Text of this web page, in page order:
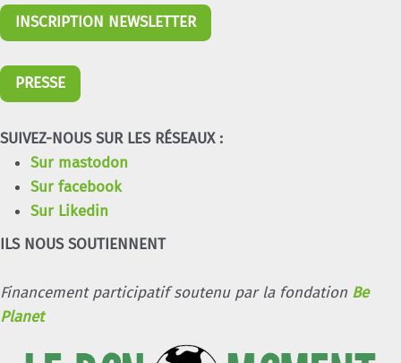
INSCRIPTION NEWSLETTER
PRESSE
SUIVEZ-NOUS SUR LES RÉSEAUX :
Sur mastodon
Sur facebook
Sur Likedin
ILS NOUS SOUTIENNENT
Financement participatif soutenu par la fondation Be
Planet